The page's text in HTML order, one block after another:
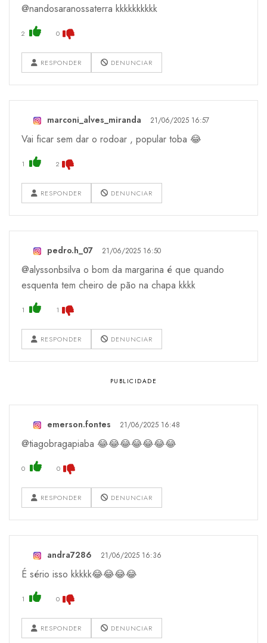
@nandosaranossaterra kkkkkkkkkk
2 0
RESPONDER DENUNCIAR
marconi_alves_miranda 21/06/2025 16:57
Vai ficar sem dar o rodoar , popular toba 😂
1 2
RESPONDER DENUNCIAR
pedro.h_07 21/06/2025 16:50
@alyssonbsilva o bom da margarina é que quando
esquenta tem cheiro de pão na chapa kkkk
1 1
RESPONDER DENUNCIAR
emerson.fontes 21/06/2025 16:48
@tiagobragapiaba 😂😂😂😂😂😂😂
0 0
RESPONDER DENUNCIAR
andra7286 21/06/2025 16:36
É sério isso kkkkk😂😂😂😂
1 0
RESPONDER DENUNCIAR